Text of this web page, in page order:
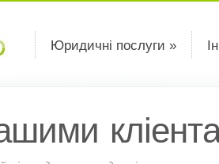
Юридичні послуги »